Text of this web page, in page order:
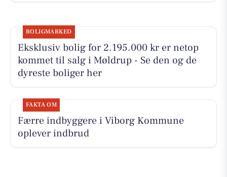
BOLIGMARKED
Eksklusiv bolig for 2.195.000 kr er netop
kommet til salg i Møldrup - Se den og de
dyreste boliger her
FAKTA OM
Færre indbyggere i Viborg Kommune
oplever indbrud